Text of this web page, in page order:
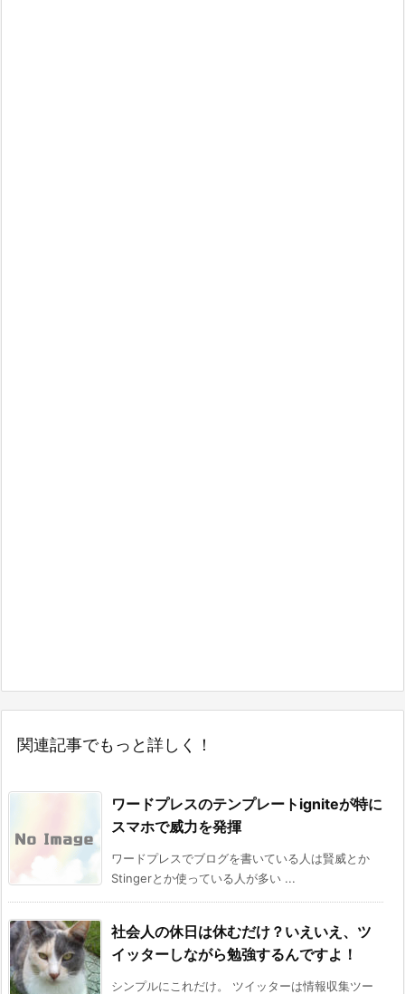
関連記事でもっと詳しく！
ワードプレスのテンプレートigniteが特に
スマホで威力を発揮
ワードプレスでブログを書いている人は賢威とか
Stingerとか使っている人が多い ...
社会人の休日は休むだけ？いえいえ、ツ
イッターしながら勉強するんですよ！
シンプルにこれだけ。 ツイッターは情報収集ツー